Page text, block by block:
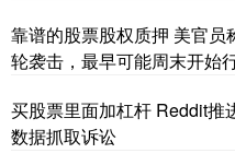
靠谱的股票股权质押 美官
轮袭击，最早可能周末开始
买股票里面加杠杆 Reddit推
数据抓取诉讼